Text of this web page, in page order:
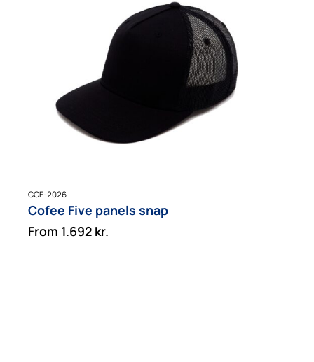
COF-2026
Cofee Five panels snap
From 1.692 kr.